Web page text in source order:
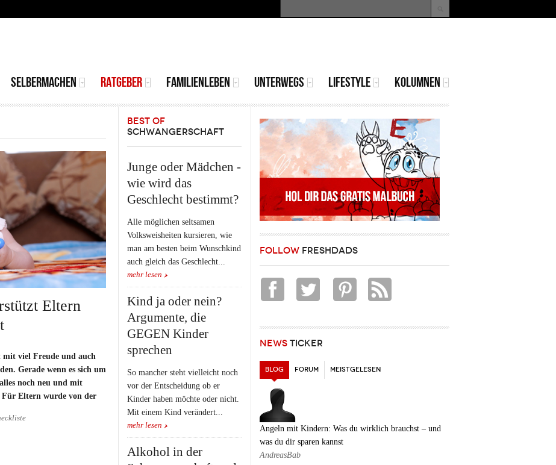
Suchformular
MAINMENU
SELBERMACHEN RATGEBER FAMILIENLEBEN UNTERWEGS LIFESTYLE KOLUMNEN
Eltern
mit viel Freude und auch
Gerade wenn es sich um
noch neu und mit
Für Eltern wurde von der
Eltern nach der Geburt
BEST OF
SCHWANGERSCHAFT
Junge oder Mädchen -
wie wird das
Geschlecht bestimmt?
Alle möglichen seltsamen
Volksweisheiten kursieren, wie
man am besten beim Wunschkind
auch gleich das Geschlecht...
mehr lesen
Kind ja oder nein?
Argumente, die
GEGEN Kinder
sprechen
So mancher steht vielleicht noch
vor der Entscheidung ob er
Kinder haben möchte oder nicht.
Mit einem Kind verändert...
mehr lesen
Alkohol in der
FOLLOW FRESHDADS
NEWS TICKER
BLOG (AKTIVER REITER)
FORUM MEISTGELESEN
Angeln mit Kindern: Was du wirklich brauchst – und
was du dir sparen kannst
AndreasBab